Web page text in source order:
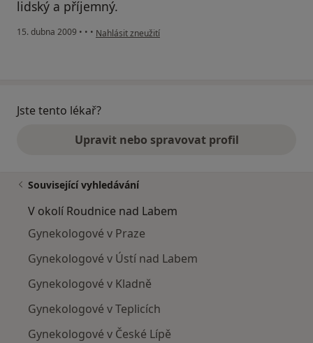
lidský a příjemný.
15. dubna 2009 • • • podle názoru uživatele A
Nahlásit zneužití
Jste tento lékař?
Upravit nebo spravovat profil
Související vyhledávání
V okolí Roudnice nad Labem
Gynekologové v Praze
Gynekologové v Ústí nad Labem
Gynekologové v Kladně
Gynekologové v Teplicích
Gynekologové v České Lípě